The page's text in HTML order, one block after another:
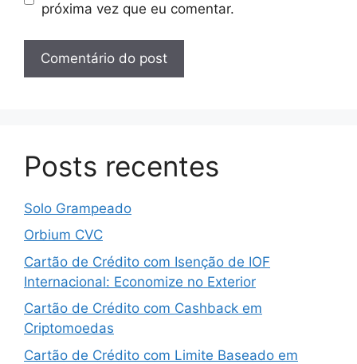
próxima vez que eu comentar.
Posts recentes
Solo Grampeado
Orbium CVC
Cartão de Crédito com Isenção de IOF
Internacional: Economize no Exterior
Cartão de Crédito com Cashback em
Criptomoedas
Cartão de Crédito com Limite Baseado em